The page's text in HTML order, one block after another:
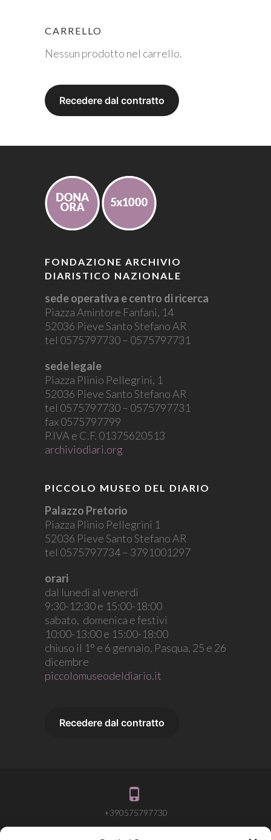
CARRELLO
Nessun prodotto nel carrello.
FONDAZIONE ARCHIVIO
DIARISTICO NAZIONALE
sede operativa e centro di ricerca
Piazza Amintore Fanfani, 14
52036 Pieve Santo Stefano AR
tel 0575797730 – 0575797731
sede legale
Piazza Plinio Pellegrini, 1
52036 Pieve Santo Stefano AR
tel 0575797730 – 0575797731
fax 0575797799
P.IVA e C.F. 01375620513
archiviodiari.org
PICCOLO MUSEO DEL DIARIO
Palazzo Pretorio
Piazza Plinio Pellegrini 1
52036 Pieve Santo Stefano AR
tel 0575797734 – 3791001297
orari
dal lunedì al venerdì
9:30-12:30 e 15:00-18:00
sabato, domenica e festivi
10:00-13:00 e 15:00-18:00
chiuso il 1° e 6 gennaio, Pasqua, 25 e 26
dicembre
piccolomuseodeldiario.it
+390575797730